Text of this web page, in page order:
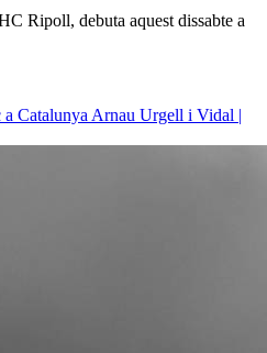
Ripoll, debuta aquest dissabte a
Catalunya Arnau Urgell i Vidal |